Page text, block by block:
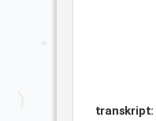
transkript: